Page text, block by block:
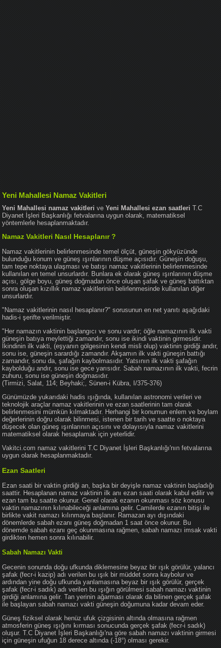
Yeni Mahallesi Namaz Vakitleri
Yeni Mahallesi namaz vakitleri veYeni Mahallesi ezan saatleri T.C
Diyanet İşleri Başkanlığı fetvalarına uygun olarak, matematiksel
yöntemlerle hesaplanmaktadır.
Namaz Vakitleri Nasıl Hesaplanır ?
Namaz vakitlerinin belirlenmesinde temel ölçüt, güneşin gökyüzünde
bulunduğu konum ve güneş ışınlarının düşme açısıdır. Güneşin doğuşu,
tam tepe noktaya ulaşması ve batışı namaz vakitlerinin belirlenmesinde
kullanılan en temel unsurlardır. Bunlara ek olarak güneş ışınlarının düşme
açısı, gölge boyu, güneş doğmadan önce oluşan şafak ve güneş battıktan
sonra oluşan kızıllık namaz vakitlerinin belirlenmesinde kullanılan diğer
unsurlardır.
"Namaz vakitlerinin nasıl hesaplanır?" sorusunun en net yanıtı aşağıdaki
hadis-i şerifte verilmiştir.
"Her namazın vaktinin başlangıcı ve sonu vardır; öğle namazının ilk vakti
güneşin batıya meylettiği zamandır, sonu ise ikindi vaktinin girmesidir.
İkindinin ilk vakti, (eşyanın gölgesinin kendi misli olup) vaktinin girdiği andır,
sonu ise, güneşin sarardığı zamandır. Akşamın ilk vakti güneşin battığı
zamandır, sonu da, şafağın kaybolmasıdır. Yatsının ilk vakti şafağın
kaybolduğu andır, sonu ise gece yarısıdır. Sabah namazının ilk vakti, fecrin
zuhuru, sonu ise güneşin doğmasıdır.
(Tirmizi, Salat, 114; Beyhaki;, Sünen-i Kübra, I/375-376)
Günümüzde yukarıdaki hadis ışığında, kullanılan astronomi verileri ve
teknolojik araçlar namaz vakitlerinin ve ezan saatlerinin tam olarak
belirlenmesini mümkün kılmaktadır. Herhangi bir konumun enlem ve boylam
değerlerinin doğru olarak bilinmesi, istenen bir tarih ve saatte o noktaya
düşecek olan güneş ışınlarının açısını ve dolayısıyla namaz vakitlerini
matematiksel olarak hesaplamak için yeterlidir.
Vakitci.com namaz vakitlerini T.C Diyanet İşleri Başkanlığı'nın fetvalarına
uygun olarak hesaplanmaktadır.
Ezan Saatleri
Ezan saati bir vaktin girdiği an, başka bir deyişle namaz vaktinin başladığı
saattir. Hesaplanan namaz vaktinin ilk anı ezan saati olarak kabul edilir ve
ezan tam bu saatte okunur. Genel olarak ezanın okunması söz konusu
vaktin namazının kılınabileceği anlamına gelir. Camilerde ezanın bitişi ile
birlikte vakit namazı kılınmaya başlanır. Ramazan ayı dışındaki
dönemlerde sabah ezanı güneş doğmadan 1 saat önce okunur. Bu
dönemde sabah ezanı geç okunmasına rağmen, sabah namazı imsak vakti
girdikten hemen sonra kılınabilir.
Sabah Namazı Vakti
Gecenin sonunda doğu ufkunda diklemesine beyaz bir ışık görülür, yalancı
şafak (fecr-i kazip) adı verilen bu ışık bir müddet sonra kaybolur ve
ardından yine doğu ufkunda yanlamasına beyaz bir ışık görülür, gerçek
şafak (fecr-i sadık) adı verilen bu ışığın görülmesi sabah namazı vaktinin
girdiği anlamına gelir. Tan yerinin ağarması olarak da bilinen gerçek şafak
ile başlayan sabah namazı vakti güneşin doğumuna kadar devam eder.
Güneş fiziksel olarak henüz ufuk çizgisinin altında olmasına rağmen
atmosferin güneş ışığını kırması sonucunda gerçek şafak (fecr-i sadık)
oluşur. T.C Diyanet İşleri Başkanlığı'na göre sabah namazı vaktinin girmesi
için güneşin ufuğun 18 derece altında (-18°) olması gerekir.